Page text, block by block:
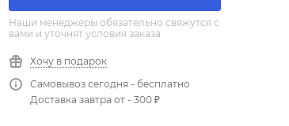
Наши менеджеры обязательно свяжутся с
вами и уточнят условия заказа
Хочу в подарок
Самовывоз сегодня - бесплатно
Доставка завтра от - 300 ₽